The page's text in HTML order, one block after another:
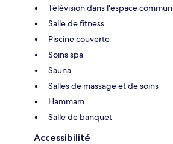
Télévision dans l'espace commun
Salle de fitness
Piscine couverte
Soins spa
Sauna
Salles de massage et de soins
Hammam
Salle de banquet
Accessibilité